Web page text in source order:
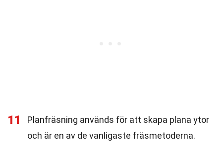
11
Planfräsning används för att skapa plana ytor
och är en av de vanligaste fräsmetoderna.